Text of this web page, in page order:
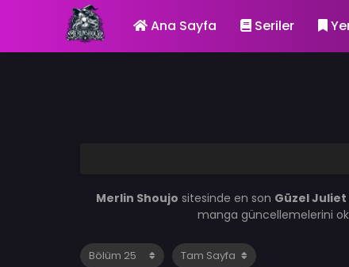
Ana Sayfa Seriler
Merlin Shoujo sitesinde en son Güzel Juliet
manga güncellemelerini